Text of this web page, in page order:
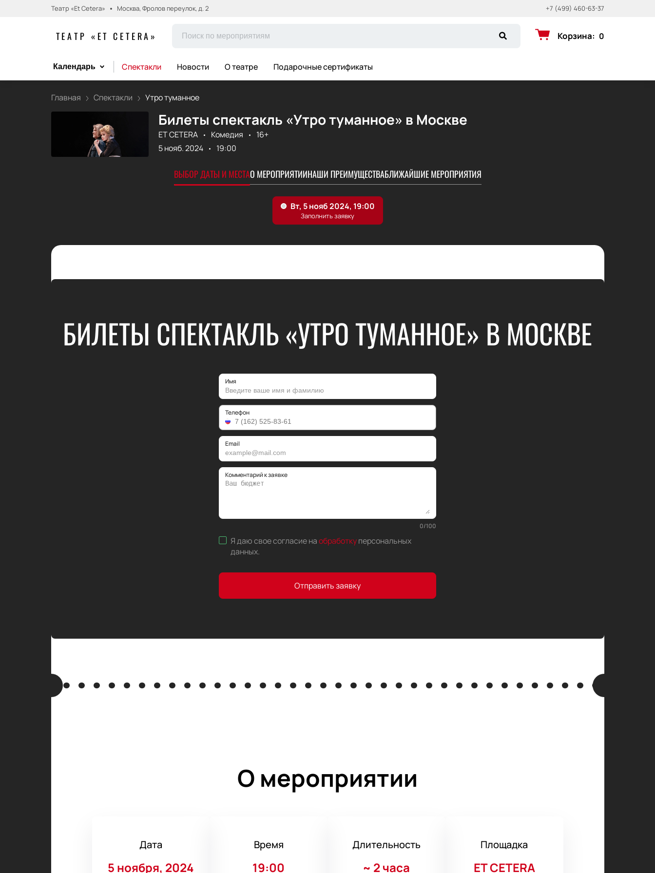
Театр «Et Cetera» Москва, Фролов переулок, д. 2 +7 (499) 460-63-37
ТЕАТР «ET CETERA» Корзина: 0
Календарь Спектакли Новости О театре Подарочные сертификаты
Главная Спектакли Утро туманное
Билеты спектакль «Утро туманное» в Москве
ET CETERA Комедия
16+
5 нояб. 2024
19:00
ВЫБОР ДАТЫ И МЕСТАО МЕРОПРИЯТИИНАШИ ПРЕИМУЩЕСТВАБЛИЖАЙШИЕ МЕРОПРИЯТИЯ
БИЛЕТЫ СПЕКТАКЛЬ «УТРО ТУМАННОЕ» В МОСКВЕ
Имя
Телефон
Email
Комментарий к заявке
0/100
Я даю свое согласие наобработкуперсональных
данных.
Отправить заявку
О мероприятии
Дата
5 ноября, 2024
Время
19:00
Длительность
~ 2 часа
Площадка
ET CETERA